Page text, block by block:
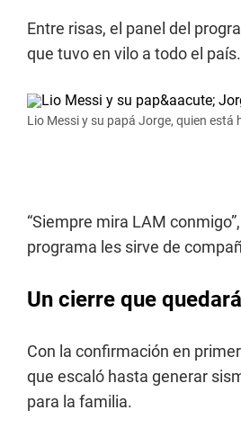
Entre risas, el panel del
que tuvo en vilo a todo el país.
Lio Messi y su papá Jorge, quien
“Siempre mira LAM
programa les sirve de
Un cierre que
Con la confirmación en
que escaló hasta generar
para la familia.